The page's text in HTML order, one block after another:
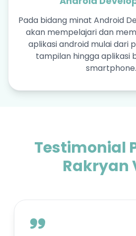
Pada bidang minat Android
akan mempelajari dan
aplikasi android mulai dari
tampilan hingga aplikasi
smartphone.
Testimonial
Rakryan